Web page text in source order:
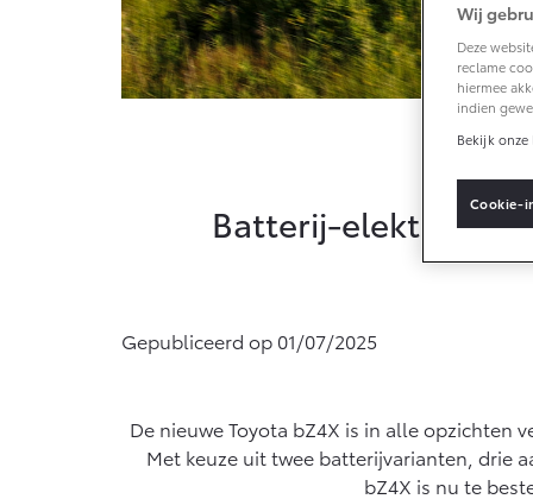
Vanaf € 33.495,-
Toyota C-HR+
BATTERIJ-ELEKTRISCH
WATERSTOF-
De
Batterij-elektrische
Gepubliceerd op 01/07/2025
De nieuwe Toyota bZ4X is in alle opzichten
Met keuze uit twee batterijvarianten, drie
bZ4X is nu te
Wij
Deze
reclame
hiermee
indien
Bekijk onze
Cookie-